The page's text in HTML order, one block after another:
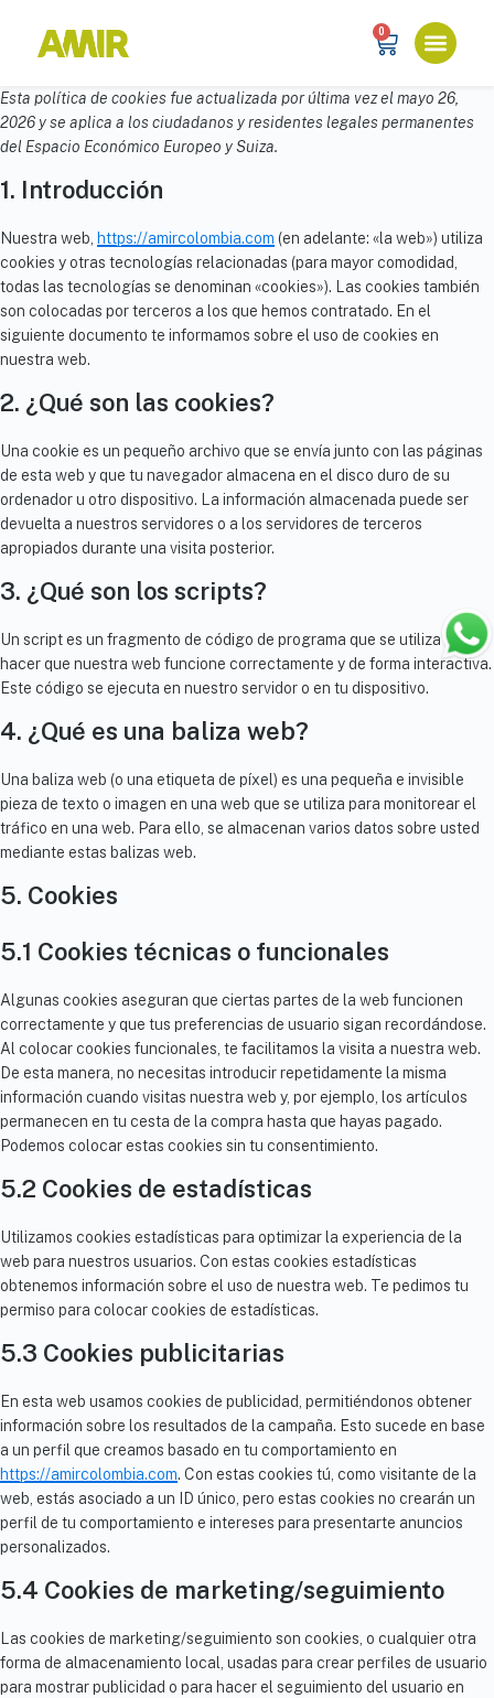
0
Esta política de cookies fue actualizada por última vez el mayo 26,
2026 y se aplica a los ciudadanos y residentes legales permanentes
del Espacio Económico Europeo y Suiza.
1. Introducción
Nuestra web, https://amircolombia.com (en adelante: «la web») utiliza
cookies y otras tecnologías relacionadas (para mayor comodidad,
todas las tecnologías se denominan «cookies»). Las cookies también
son colocadas por terceros a los que hemos contratado. En el
siguiente documento te informamos sobre el uso de cookies en
nuestra web.
2. ¿Qué son las cookies?
Una cookie es un pequeño archivo que se envía junto con las páginas
de esta web y que tu navegador almacena en el disco duro de su
ordenador u otro dispositivo. La información almacenada puede ser
devuelta a nuestros servidores o a los servidores de terceros
apropiados durante una visita posterior.
3. ¿Qué son los scripts?
Un script es un fragmento de código de programa que se utiliza para
hacer que nuestra web funcione correctamente y de forma interactiva.
Este código se ejecuta en nuestro servidor o en tu dispositivo.
4. ¿Qué es una baliza web?
Una baliza web (o una etiqueta de píxel) es una pequeña e invisible
pieza de texto o imagen en una web que se utiliza para monitorear el
tráfico en una web. Para ello, se almacenan varios datos sobre usted
mediante estas balizas web.
5. Cookies
5.1 Cookies técnicas o funcionales
Algunas cookies aseguran que ciertas partes de la web funcionen
correctamente y que tus preferencias de usuario sigan recordándose.
Al colocar cookies funcionales, te facilitamos la visita a nuestra web.
De esta manera, no necesitas introducir repetidamente la misma
información cuando visitas nuestra web y, por ejemplo, los artículos
permanecen en tu cesta de la compra hasta que hayas pagado.
Podemos colocar estas cookies sin tu consentimiento.
5.2 Cookies de estadísticas
Utilizamos cookies estadísticas para optimizar la experiencia de la
web para nuestros usuarios. Con estas cookies estadísticas
obtenemos información sobre el uso de nuestra web. Te pedimos tu
permiso para colocar cookies de estadísticas.
5.3 Cookies publicitarias
En esta web usamos cookies de publicidad, permitiéndonos obtener
información sobre los resultados de la campaña. Esto sucede en base
a un perfil que creamos basado en tu comportamiento en
https://amircolombia.com. Con estas cookies tú, como visitante de la
web, estás asociado a un ID único, pero estas cookies no crearán un
perfil de tu comportamiento e intereses para presentarte anuncios
personalizados.
5.4 Cookies de marketing/seguimiento
Las cookies de marketing/seguimiento son cookies, o cualquier otra
forma de almacenamiento local, usadas para crear perfiles de usuario
para mostrar publicidad o para hacer el seguimiento del usuario en